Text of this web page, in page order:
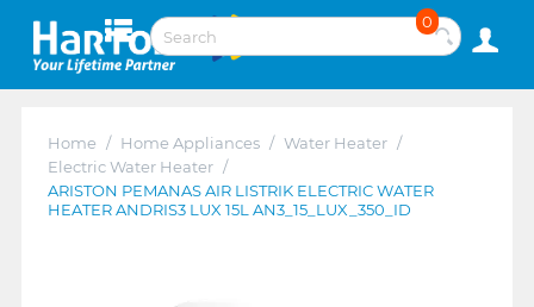
0
Home / Home Appliances / Water Heater /
Electric Water Heater /
ARISTON PEMANAS AIR LISTRIK ELECTRIC WATER
HEATER ANDRIS3 LUX 15L AN3_15_LUX_350_ID